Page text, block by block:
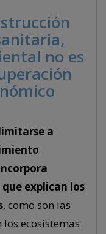
no es
a
explican los
, como son las
ecosistemas